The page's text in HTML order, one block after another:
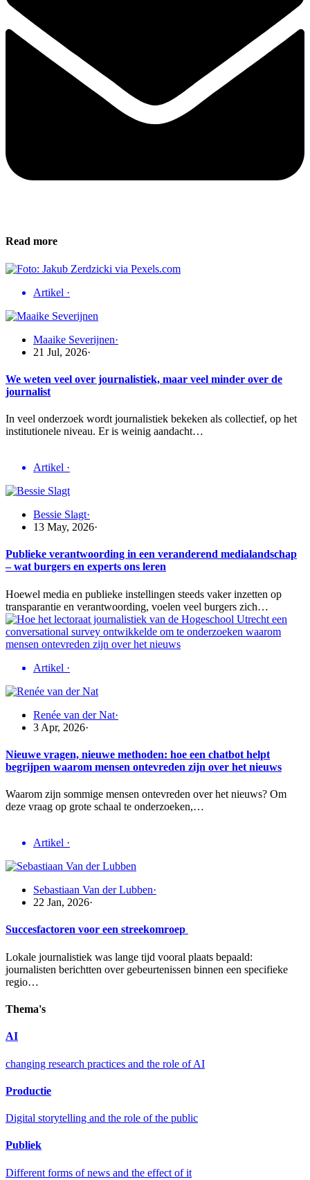
Read more
Artikel ·
Maaike Severijnen·
21 Jul, 2026·
We weten veel over journalistiek, maar veel minder over de
journalist
In veel onderzoek wordt journalistiek bekeken als collectief, op het
institutionele niveau. Er is weinig aandacht…
Artikel ·
Bessie Slagt·
13 May, 2026·
Publieke verantwoording in een veranderend medialandschap
– wat burgers en experts ons leren
Hoewel media en publieke instellingen steeds vaker inzetten op
transparantie en verantwoording, voelen veel burgers zich…
Artikel ·
Renée van der Nat·
3 Apr, 2026·
Nieuwe vragen, nieuwe methoden: hoe een chatbot helpt
begrijpen waarom mensen ontevreden zijn over het nieuws
Waarom zijn sommige mensen ontevreden over het nieuws? Om
deze vraag op grote schaal te onderzoeken,…
Artikel ·
Sebastiaan Van der Lubben·
22 Jan, 2026·
Succesfactoren voor een streekomroep
Lokale journalistiek was lange tijd vooral plaats bepaald:
journalisten berichtten over gebeurtenissen binnen een specifieke
regio…
Thema's
AI
changing research practices and the role of AI
Productie
Digital storytelling and the role of the public
Publiek
Different forms of news and the effect of it